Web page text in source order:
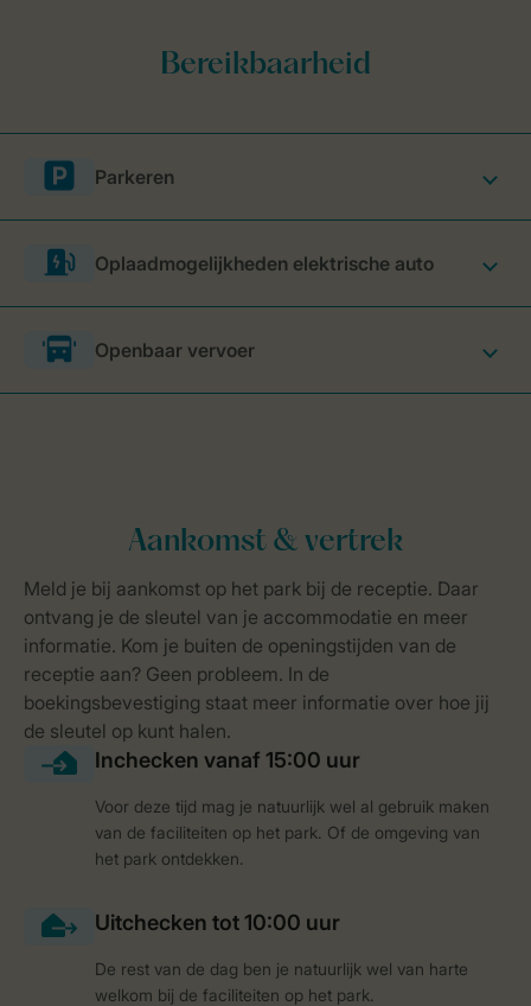
Parkeren
Oplaadmogelijkheden elektrische auto
Openbaar vervoer
Voor deze tijd mag je natuurlijk wel al gebruik maken
van de faciliteiten op het park. Of de omgeving van
het park ontdekken.
De rest van de dag ben je natuurlijk wel van harte
welkom bij de faciliteiten op het park.